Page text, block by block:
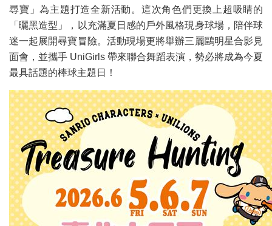
尋寶」為主題打造全新活動。這次角色們更換上超吸睛的
「曬黑造型」，以充滿夏日感的戶外風格現身球場，陪伴球
迷一起展開尋寶冒險。活動現場更將舉辦三麗鷗明星合影見
面會，並攜手 UniGirls 帶來聯合舞蹈表演，勢必將成為今夏
最具話題的棒球主題日！